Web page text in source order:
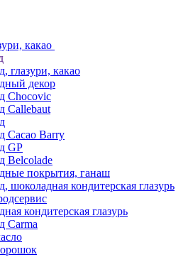
какао
глазури, какао
декор
Chocovic
Callebaut
Cacao Barry
GP
Belcolade
покрытия, ганаш
шоколадная кондитерская глазурь
кондитерская глазурь
Carma